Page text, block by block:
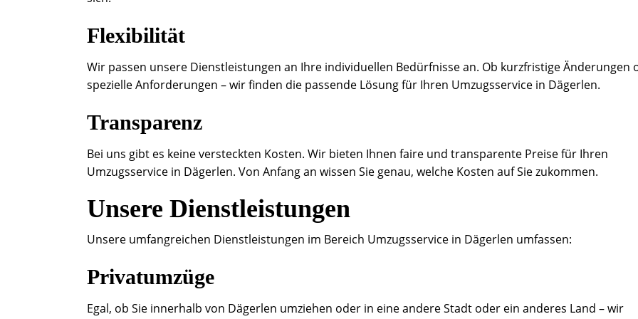
Flexibilität
Wir passen unsere Dienstleistungen an Ihre individuellen Bedürfnisse an. Ob kurzfristige Änderungen
spezielle Anforderungen – wir finden die passende Lösung für Ihren Umzugsservice in Dägerlen.
Transparenz
Bei uns gibt es keine versteckten Kosten. Wir bieten Ihnen faire und transparente Preise für Ihren
Umzugsservice in Dägerlen. Von Anfang an wissen Sie genau, welche Kosten auf Sie zukommen.
Unsere Dienstleistungen
Unsere umfangreichen Dienstleistungen im Bereich Umzugsservice in Dägerlen umfassen:
Privatumzüge
Egal, ob Sie innerhalb von Dägerlen umziehen oder in eine andere Stadt oder ein anderes Land – wir